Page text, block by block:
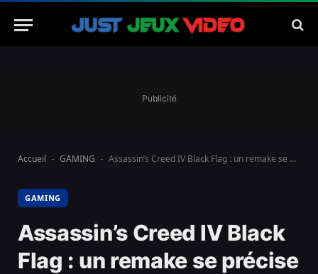
Publicité
Accueil - GAMING - Assassin’s Creed IV Black Flag : un remake se précise avec une mise à jour intrigante sur Steam
GAMING
Assassin’s Creed IV Black
Flag : un remake se précise